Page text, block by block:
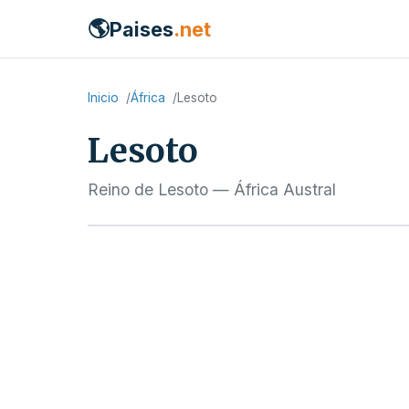
🌎Paises.net
Inicio África Lesoto
Lesoto
Reino de Lesoto — África Austral